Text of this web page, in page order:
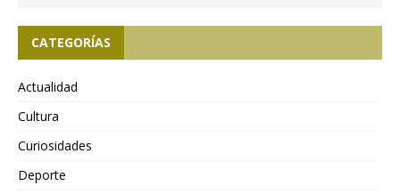
CATEGORÍAS
Actualidad
Cultura
Curiosidades
Deporte